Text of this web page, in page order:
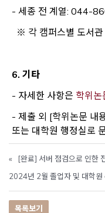
- 세종 전 계열: 044-
※ 각 캠퍼스별 도서관
6. 기타
- 자세한 사항은 학위논
- 제출 외 [학위논문 내
또는 대학원 행정실로
«
[완료] 서버 점검으로 인한
2024년 2월 졸업자 및 대학원
목록보기